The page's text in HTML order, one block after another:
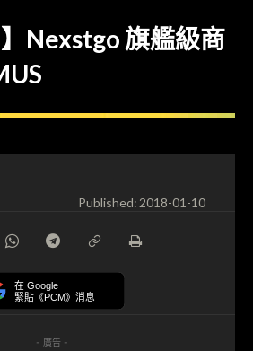
】Nexstgo 旗艦級商
Published:2018-01-10
在 Google
緊貼《PCM》消息
- 廣告 -